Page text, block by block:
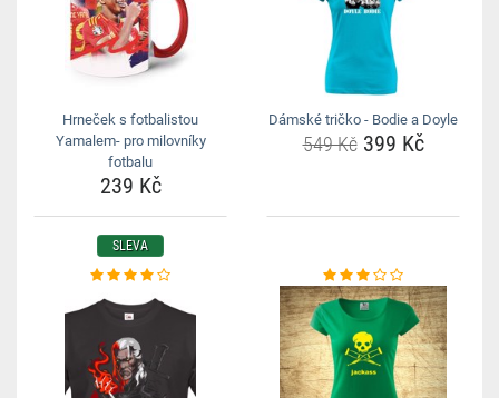
Hrneček s fotbalistou
Yamalem- pro milovníky
fotbalu
239 Kč
Dámské tričko - Bodie a Doyle
549 Kč399 Kč
SLEVA